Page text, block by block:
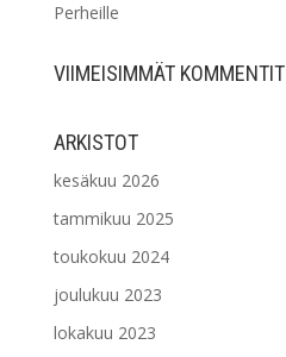
Perheille
VIIMEISIMMÄT KOMMENTIT
ARKISTOT
kesäkuu 2026
tammikuu 2025
toukokuu 2024
joulukuu 2023
lokakuu 2023